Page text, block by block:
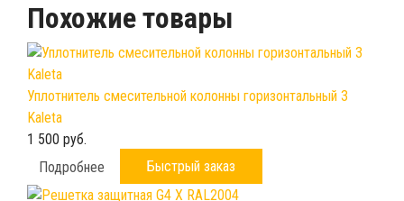
Похожие товары
Уплотнитель смесительной колонны горизонтальный 3
Kaleta
1 500 руб.
Подробнее
Быстрый заказ